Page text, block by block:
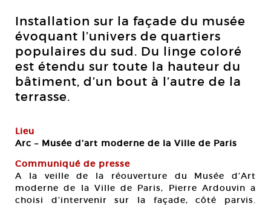
Installation sur la façade du musée
évoquant l’univers de quartiers
populaires du sud. Du linge coloré
est étendu sur toute la hauteur du
bâtiment, d’un bout à l’autre de la
terrasse.
Lieu
Arc – Musée d’art moderne de la Ville de Paris
Communiqué de presse
A la veille de la réouverture du Musée d’Art
moderne de la Ville de Paris, Pierre Ardouvin a
choisi d’intervenir sur la façade, côté parvis.